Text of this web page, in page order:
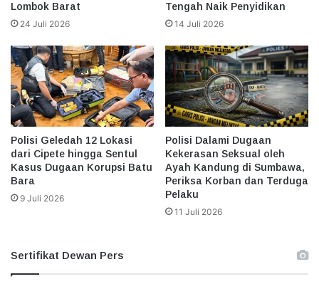
Lombok Barat
24 Juli 2026
Tengah Naik Penyidikan
14 Juli 2026
Polisi Geledah 12 Lokasi
dari Cipete hingga Sentul
Kasus Dugaan Korupsi Batu
Bara
9 Juli 2026
Polisi Dalami Dugaan
Kekerasan Seksual oleh
Ayah Kandung di Sumbawa,
Periksa Korban dan Terduga
Pelaku
11 Juli 2026
Sertifikat Dewan Pers